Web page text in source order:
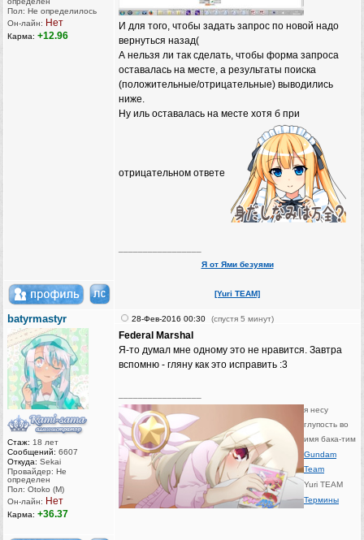
Пол: Не определилось
Он-лайн: Нет
Карма: +12.96
И для того, чтобы задать запрос по новой надо
вернуться назад(
А нельзя ли так сделать, чтобы форма запроса
оставалась на месте, а результаты поиска
(положительные/отрицательные) выводились
ниже.
Ну иль оставалась на месте хотя б при
отрицательном ответе
Я от Ями безуями
[Yuri TEAM]
batyrmastyr
Стаж: 18 лет
Сообщений: 6607
Откуда: Sekai
Провайдер: Не
определен
Пол: Otoko (M)
Он-лайн: Нет
Карма: +36.37
28-Фев-2016 00:30 (спустя 5 минут)
Federal Marshal
Я-то думал мне одному это не нравится. Завтра
вспомню - гляну как это исправить :3
я несу
глупость во
имя бака-тим
Gundam
Team
Yuri TEAM
Термины